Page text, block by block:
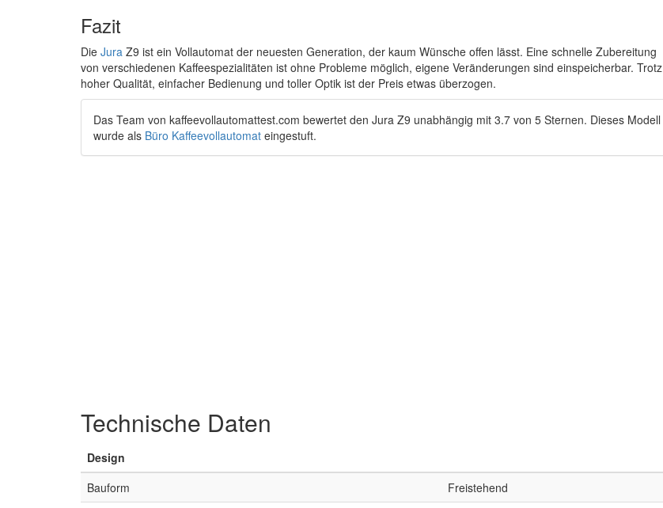
Fazit
Die Jura Z9 ist ein Vollautomat der neuesten Generation, der kaum Wünsche offen lässt. Eine schnelle Zubereitung
von verschiedenen Kaffeespezialitäten ist ohne Probleme möglich, eigene Veränderungen sind einspeicherbar. Trotz
hoher Qualität, einfacher Bedienung und toller Optik ist der Preis etwas überzogen.
Das Team von kaffeevollautomattest.com bewertet den Jura Z9 unabhängig mit 3.7 von 5 Sternen. Dieses Modell
wurde als Büro Kaffeevollautomat eingestuft.
Technische Daten
Design
Bauform
Freistehend